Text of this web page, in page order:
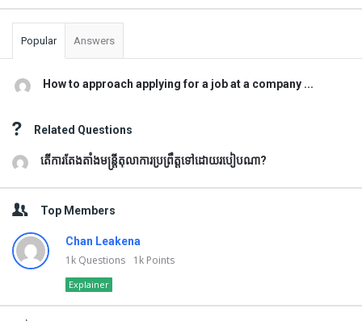
Popular Answers
How to approach applying for a job at a company ...
Related Questions
តើការតែងតាំងមន្រ្តីតុលាការប្រព្រឹត្តទៅដោយរបៀបណា?
Top Members
Chan Leakena
1k Questions 1k Points
Explainer